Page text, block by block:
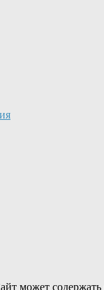
может